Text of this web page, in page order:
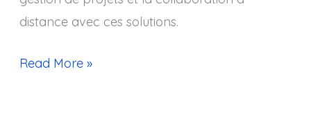
distance avec ces solutions.
Read More »